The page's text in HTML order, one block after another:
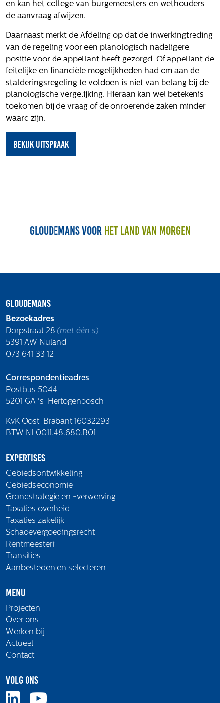
en kan het college van burgemeesters en wethouders
de aanvraag afwijzen.
Daarnaast merkt de Afdeling op dat de inwerkingtreding
van de regeling voor een planologisch nadeligere
positie voor de appellant heeft gezorgd. Of appellant de
feitelijke en financiële mogelijkheden had om aan de
stalderingsregeling te voldoen is niet van belang bij de
planologische vergelijking. Hieraan kan wel betekenis
toekomen bij de vraag of de onroerende zaken minder
waard zijn.
Bekijk uitspraak
Gloudemans voor het land van morgen
Gloudemans
Bezoekadres
Dorpstraat 28 (met één s)
5391 AW Nuland
073 641 33 12
Correspondentieadres
Postbus 5044
5201 GA 's-Hertogenbosch
KvK Oost-Brabant 16032293
BTW NL0011.48.680.B01
Expertises
Gebiedsontwikkeling
Gebiedseconomie
Grondstrategie en -verwerving
Taxaties overheid
Taxaties zakelijk
Schadevergoedingsrecht
Rentmeesterij
Transities
Aanbesteden en selecteren
Menu
Projecten
Over ons
Werken bij
Actueel
Contact
Volg ons